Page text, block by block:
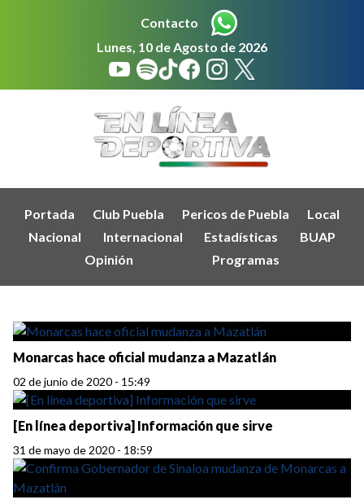
Contacto
Lunes, 10 de Agosto de 2026
Portada Club Puebla Pericos de Puebla
Local
Nacional
Internacional Estadísticas
BUAP
Opinión
Programas
Monarcas hace oficial mudanza a Mazatlán
02 de junio de 2020 - 15:49
[En línea deportiva] Información que sirve
31 de mayo de 2020 - 18:59